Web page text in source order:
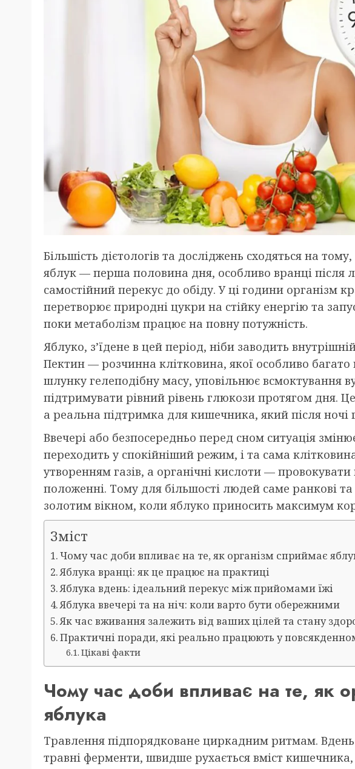
Більшість дієтологів та досліджень сходяться на
яблук — перша половина дня, особливо вранці після
самостійний перекус до обіду. У ці години організм
перетворює природні цукри на стійку енергію та
поки метаболізм працює на повну потужність.
Яблуко, з’їдене в цей період, ніби заводить
Пектин — розчинна клітковина, якої особливо
шлунку гелеподібну масу, уповільнює всмоктування
підтримувати рівний рівень глюкози протягом дня.
а реальна підтримка для кишечника, який після ночі
Ввечері або безпосередньо перед сном ситуація
переходить у спокійніший режим, і та сама
утворенням газів, а органічні кислоти —
положенні. Тому для більшості людей саме ранкові
золотим вікном, коли яблуко приносить максимум
Зміст
Чому час доби впливає на те, як організм сприймає
Яблука вранці: як це працює на практиці
Яблука вдень: ідеальний перекус між прийомами їжі
Яблука ввечері та на ніч: коли варто бути обережними
Як час вживання залежить від ваших цілей та стану
Практичні поради, які реально працюють у
Цікаві факти
Чому час доби впливає на те, як
яблука
Травлення підпорядковане циркадним ритмам.
травні ферменти, швидше рухається вміст